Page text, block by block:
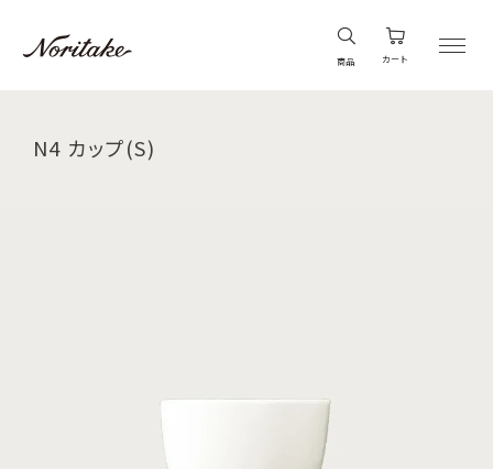
商品 カート
N4 カップ(S)